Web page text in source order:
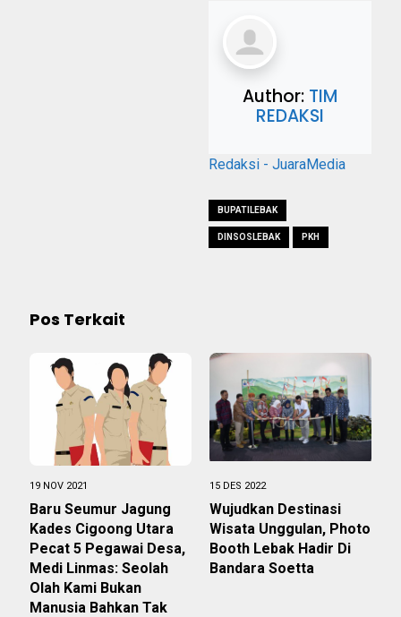
Author: TIM
REDAKSI
Redaksi - JuaraMedia
BUPATILEBAK
DINSOSLEBAK PKH
Pos Terkait
19 NOV 2021
Baru Seumur Jagung
Kades Cigoong Utara
Pecat 5 Pegawai Desa,
Medi Linmas: Seolah
Olah Kami Bukan
Manusia Bahkan Tak
15 DES 2022
Wujudkan Destinasi
Wisata Unggulan, Photo
Booth Lebak Hadir Di
Bandara Soetta